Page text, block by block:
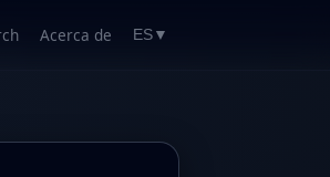
Acerca de ES ▼